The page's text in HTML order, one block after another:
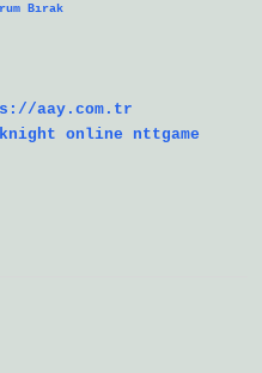
Bırak
aay.com.tr
knight online
nttgame